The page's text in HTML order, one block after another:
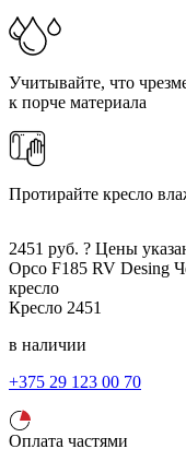
Учитывайте, что
к порче материала
Протирайте кресло
2451 руб. ? Цены
Орсо F185 RV Desing
кресло
Кресло 2451
в наличии
+375 29 123 00 70
Оплата частями